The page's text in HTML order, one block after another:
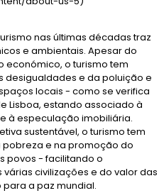
nas últimas décadas traz
e ambientais. Apesar do
económico, o turismo tem
desigualdades e da poluição e
locais - como se verifica
Lisboa, estando associado à
à especulação imobiliária.
sustentável, o turismo tem
e na promoção do
povos - facilitando o
civilizações e do valor das
a paz mundial.